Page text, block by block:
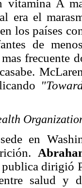
vitamina A
era el
los países
de
frecuente
en
publica dirigió
salud y